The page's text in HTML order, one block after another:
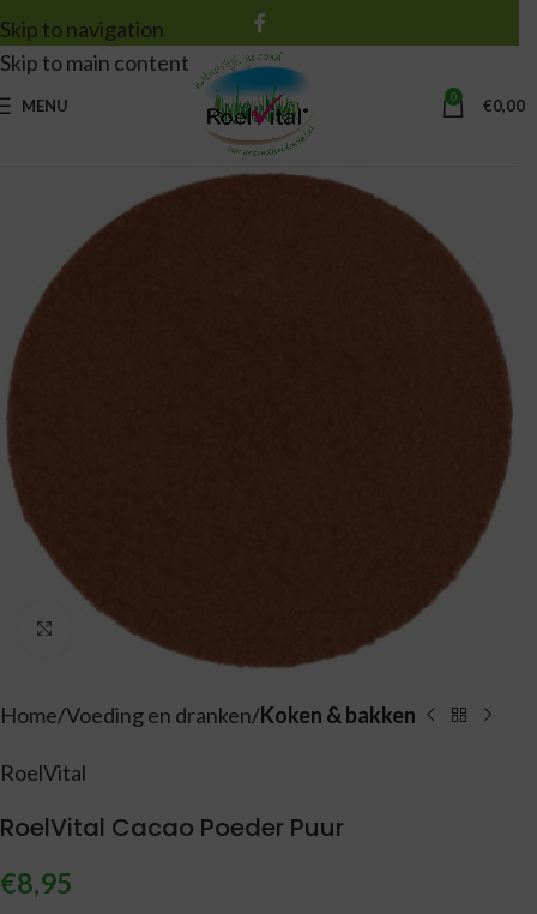
Skip to navigation
Skip to main content
MENU 0 €0,00
Vergroten
Home Voeding en dranken Koken & bakken
RoelVital
RoelVital Cacao Poeder Puur
€8,95